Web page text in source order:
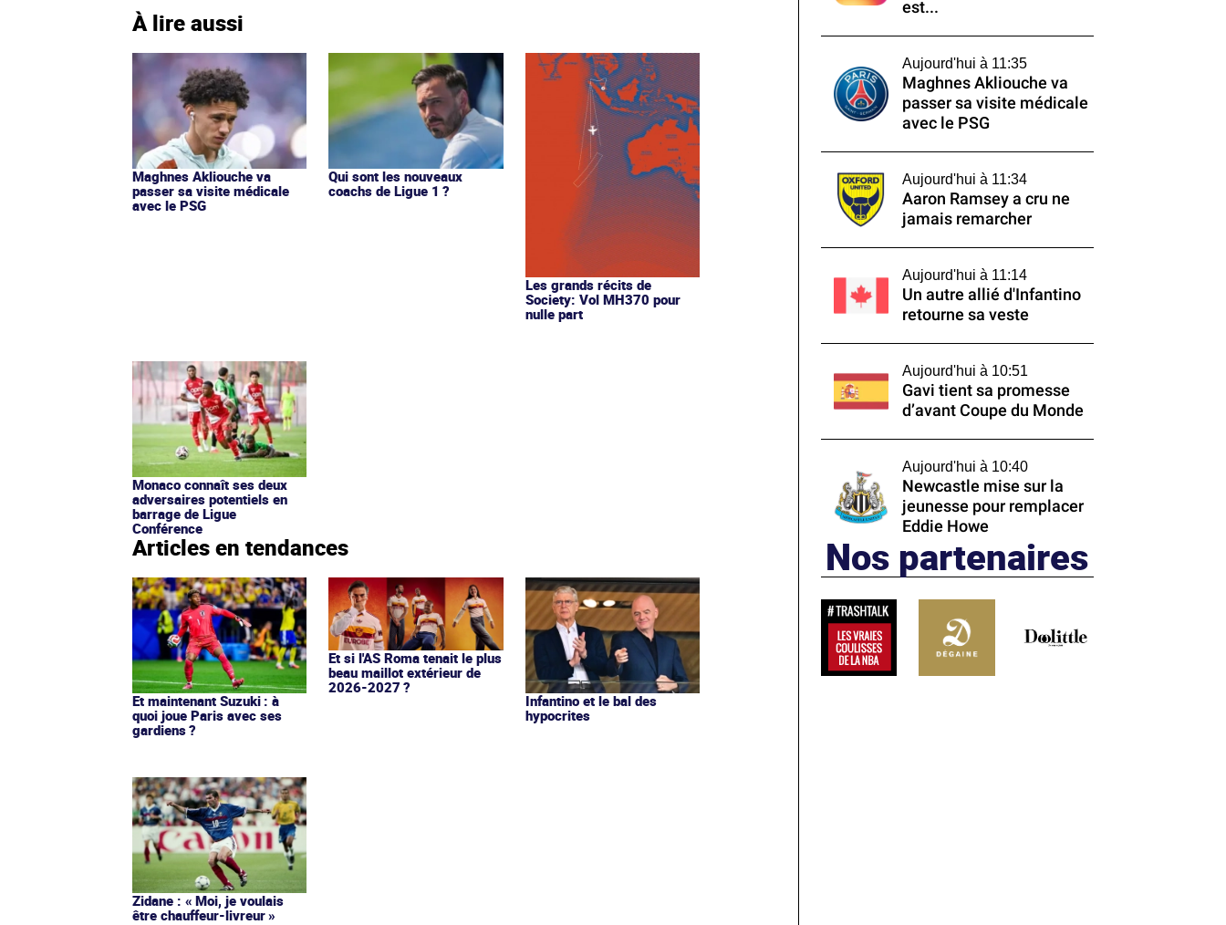
À lire aussi
Maghnes Akliouche va
passer sa visite médicale
avec le PSG
Qui sont les nouveaux
coachs de Ligue 1 ?
Les grands récits de
Society: Vol MH370 pour
nulle part
Monaco connaît ses deux
adversaires potentiels en
barrage de Ligue
Conférence
Articles en tendances
Et maintenant Suzuki : à
quoi joue Paris avec ses
gardiens ?
Et si l'AS Roma tenait le plus
beau maillot extérieur de
2026-2027 ?
Infantino et le bal des
hypocrites
Zidane : « Moi, je voulais
être chauffeur-livreur »
est...
Aujourd'hui à 11:35
Maghnes Akliouche va
passer sa visite médicale
avec le PSG
Aujourd'hui à 11:34
Aaron Ramsey a cru ne
jamais remarcher
Aujourd'hui à 11:14
Un autre allié d'Infantino
retourne sa veste
Aujourd'hui à 10:51
Gavi tient sa promesse
d’avant Coupe du Monde
Aujourd'hui à 10:40
Newcastle mise sur la
jeunesse pour remplacer
Eddie Howe
Nos partenaires